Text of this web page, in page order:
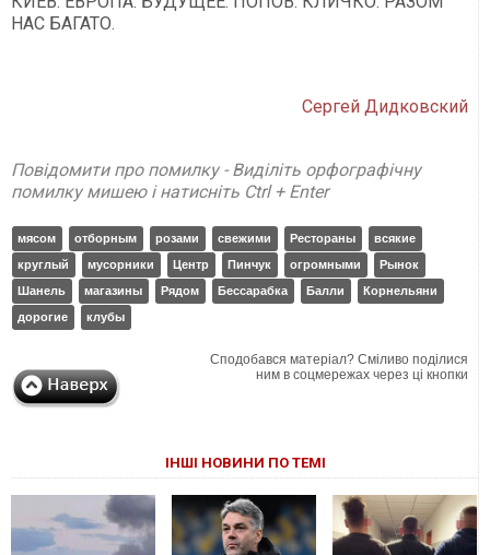
НАС БАГАТО.
Сергей Дидковский
Повідомити про помилку - Виділіть орфографічну
помилку мишею і натисніть Ctrl + Enter
мясом отборным розами свежими Рестораны
всякие
круглый
мусорники Центр Пинчук огромными
Рынок
Шанель
магазины Рядом Бессарабка Балли
Корнельяни
дорогие
клубы
Сподобався матеріал? Сміливо поділися
ним в соцмережах через ці кнопки
ІНШІ НОВИНИ ПО ТЕМІ